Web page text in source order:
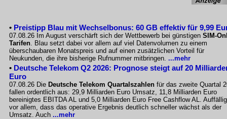
• Preistipp Blau mit Wechselbonus: 60 GB effektiv für 9,99
07.08.26 Im August verschärft sich der Wettbewerb bei günstigen SIM-
Tarifen. Blau setzt dabei vor allem auf viel Datenvolumen zu einem
überschaubaren Monatspreis und auf einen zusätzlichen Vorteil für
Neukunden, die ihre bisherige Rufnummer mitbringen. ...mehr
• Deutsche Telekom Q2 2026: Prognose steigt auf 20
Euro
07.08.26 Die Deutsche Telekom Quartalszahlen für das zweite Quartal
fallen ordentlich aus: 29,9 Milliarden Euro Umsatz, 11,8 Milliarden Euro
bereinigtes EBITDA AL und 5,0 Milliarden Euro Free Cashflow AL.
vor allem, dass das operative Ergebnis deutlich schneller wächst als der
Umsatz. Auch ...mehr